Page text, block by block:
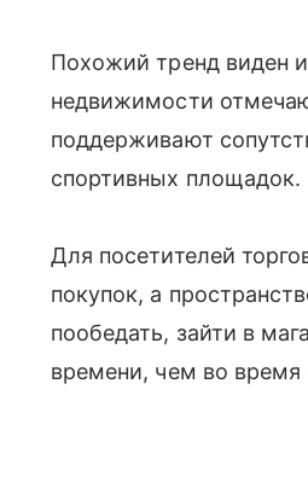
Похожий тренд виден
недвижимости
поддерживают
спортивных площадок.
Для посетителей
покупок, а
пообедать, зайти в
времени, чем во время